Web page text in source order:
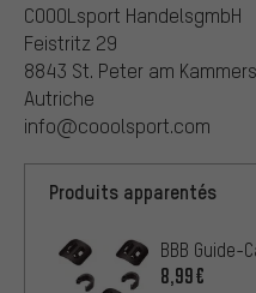
COOOLsport HandelsgmbH
Feistritz 29
8843 St. Peter am
Autriche
info@cooolsport.com
Produits apparentés
BBB Guide-
8,99€